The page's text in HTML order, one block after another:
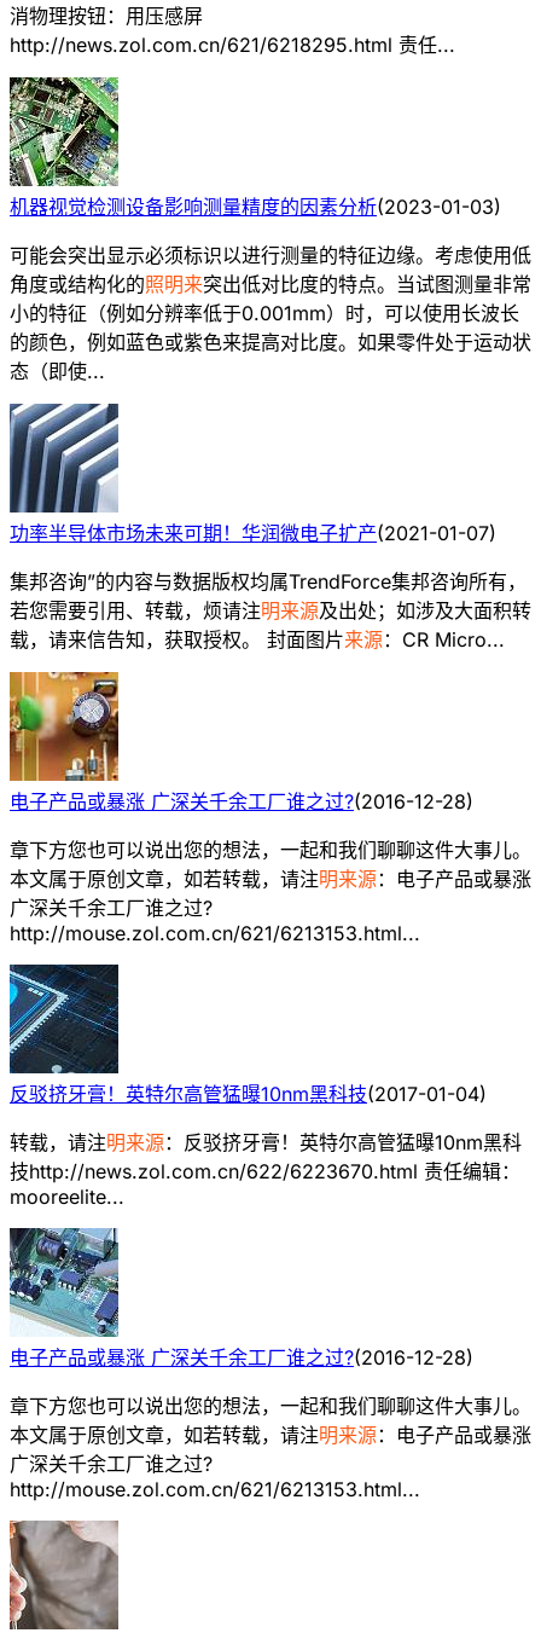
消物理按钮：用压感屏
http://news.zol.com.cn/621/6218295.html 责任...
机器视觉检测设备影响测量精度的因素分析(2023-01-03)
可能会突出显示必须标识以进行测量的特征边缘。考虑使用低
角度或结构化的照明来突出低对比度的特点。当试图测量非常
小的特征（例如分辨率低于0.001mm）时，可以使用长波长
的颜色，例如蓝色或紫色来提高对比度。如果零件处于运动状
态（即使...
功率半导体市场未来可期！华润微电子扩产(2021-01-07)
集邦咨询”的内容与数据版权均属TrendForce集邦咨询所有，
若您需要引用、转载，烦请注明来源及出处；如涉及大面积转
载，请来信告知，获取授权。 封面图片来源：CR Micro...
电子产品或暴涨 广深关千余工厂谁之过?(2016-12-28)
章下方您也可以说出您的想法，一起和我们聊聊这件大事儿。
本文属于原创文章，如若转载，请注明来源：电子产品或暴涨
广深关千余工厂谁之过?
http://mouse.zol.com.cn/621/6213153.html...
反驳挤牙膏！英特尔高管猛曝10nm黑科技(2017-01-04)
转载，请注明来源：反驳挤牙膏！英特尔高管猛曝10nm黑科
技http://news.zol.com.cn/622/6223670.html 责任编辑：
mooreelite...
电子产品或暴涨 广深关千余工厂谁之过?(2016-12-28)
章下方您也可以说出您的想法，一起和我们聊聊这件大事儿。
本文属于原创文章，如若转载，请注明来源：电子产品或暴涨
广深关千余工厂谁之过?
http://mouse.zol.com.cn/621/6213153.html...